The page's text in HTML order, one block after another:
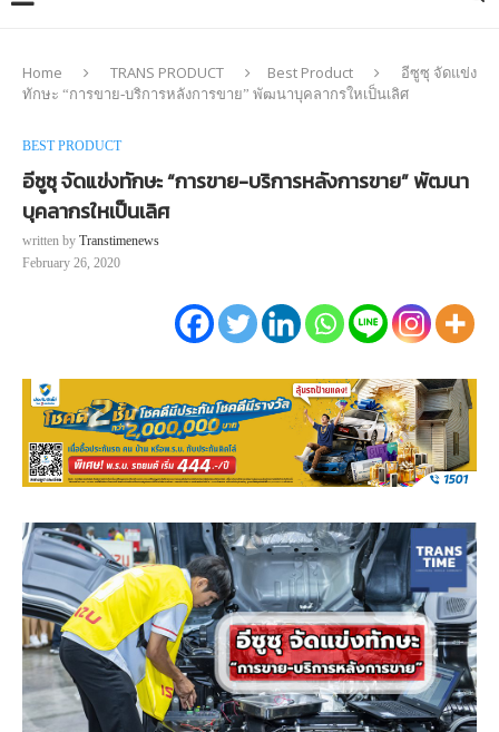
Home TRANS PRODUCT Best Product
อีซูซุ จัดแข่ง
ทักษะ “การขาย-บริการหลังการขาย” พัฒนาบุคลากรใหเป็นเลิศ
BEST PRODUCT
อีซูซุ จัดแข่งทักษะ “การขาย-บริการหลังการขาย” พัฒนา
บุคลากรใหเป็นเลิศ
written by Transtimenews
February 26, 2020